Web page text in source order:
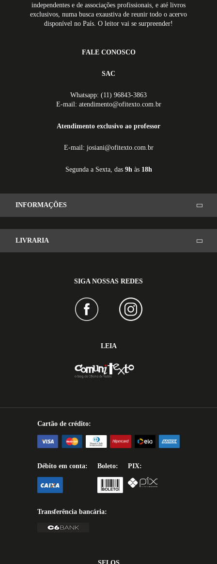
independentes e de associações profissionais, e até livros
exclusivos, numa busca exaustiva de reunir todo o acervo
disponível no País. O leitor vai se surpreender!
FALE CONOSCO
SAC
Whatsapp: (11) 96843-3863
E-mail: atendimento@ofitexto.com.br
Atendimento exclusivo ao professor
E-mail: josiani@ofitexto.com.br
Segunda a Sexta, das 9hàs 18h
INFORMAÇÕES
LIVRARIA
SIGA NOSSAS REDES
LEIA
Cartão de crédito:
Débito em conta: Boleto: PIX:
Transferência bancária: